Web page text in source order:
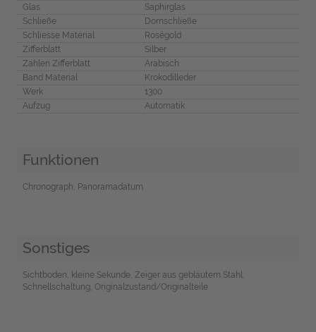
Glas
Saphirglas
Schließe
Dornschließe
Schliesse Material
Roségold
Zifferblatt
Silber
Zahlen Zifferblatt
Arabisch
Band Material
Krokodilleder
Werk
1300
Aufzug
Automatik
Funktionen
Chronograph, Panoramadatum
Sonstiges
Sichtboden, kleine Sekunde, Zeiger aus gebläutem Stahl,
Schnellschaltung, Originalzustand/Originalteile